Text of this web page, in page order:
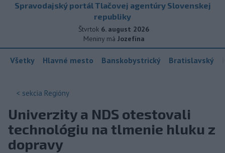
Spravodajský portál Tlačovej agentúry Slovenskej
republiky
Štvrtok 6. august 2026
Meniny má Jozefína
Všetky Hlavné mesto Banskobystrický Bratislavský
< sekcia Regióny
Univerzity a NDS otestovali
technológiu na tlmenie hluku z
dopravy